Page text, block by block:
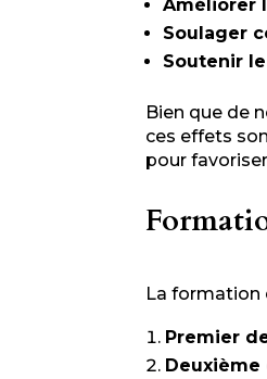
Améliorer
Soulager
Soutenir
Bien que de
ces effets
pour
La formation
Premier
Deuxième